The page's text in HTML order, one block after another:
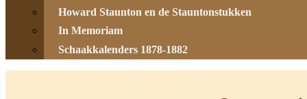
Howard Staunton en de Stauntonstukken
In Memoriam
Schaakkalenders 1878-1882